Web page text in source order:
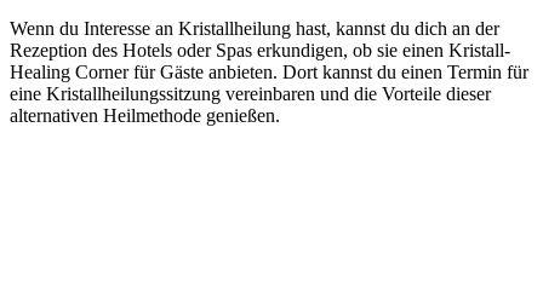
Wenn du Interesse an Kristallheilung hast, kannst du dich an der
Rezeption des Hotels oder Spas erkundigen, ob sie einen Kristall-
Healing Corner für Gäste anbieten. Dort kannst du einen Termin für
eine Kristallheilungssitzung vereinbaren und die Vorteile dieser
alternativen Heilmethode genießen.